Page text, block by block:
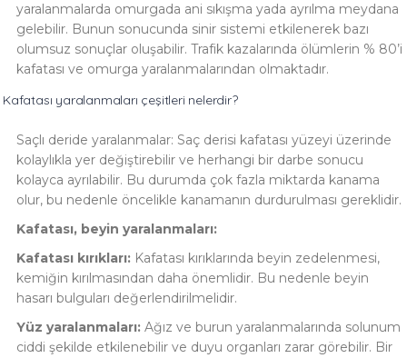
yaralanmalarda omurgada ani sıkışma yada ayrılma meydana
gelebilir. Bunun sonucunda sinir sistemi etkilenerek bazı
olumsuz sonuçlar oluşabilir. Trafik kazalarında ölümlerin % 80’i
kafatası ve omurga yaralanmalarından olmaktadır.
Kafatası yaralanmaları çeşitleri nelerdir?
Saçlı deride yaralanmalar: Saç derisi kafatası yüzeyi üzerinde
kolaylıkla yer değiştirebilir ve herhangi bir darbe sonucu
kolayca ayrılabilir. Bu durumda çok fazla miktarda kanama
olur, bu nedenle öncelikle kanamanın durdurulması gereklidir.
Kafatası, beyin yaralanmaları:
Kafatası kırıkları: Kafatası kırıklarında beyin zedelenmesi,
kemiğin kırılmasından daha önemlidir. Bu nedenle beyin
hasarı bulguları değerlendirilmelidir.
Yüz yaralanmaları: Ağız ve burun yaralanmalarında solunum
ciddi şekilde etkilenebilir ve duyu organları zarar görebilir. Bir